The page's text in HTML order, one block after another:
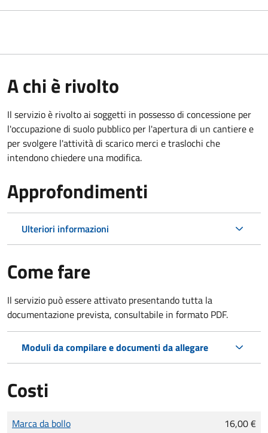
A chi è rivolto
Il servizio è rivolto ai soggetti in possesso di concessione per
l'occupazione di suolo pubblico per l'apertura di un cantiere e
per svolgere l'attività di scarico merci e traslochi che
intendono chiedere una modifica.
Approfondimenti
Ulteriori informazioni
Come fare
Il servizio può essere attivato presentando tutta la
documentazione prevista, consultabile in formato PDF.
Moduli da compilare e documenti da allegare
Costi
Tipo di pagamento
Importo
Marca da bollo 16,00 €